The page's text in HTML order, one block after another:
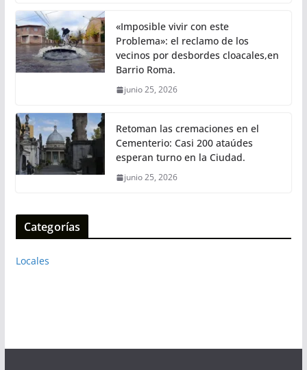
«Imposible vivir con este
Problema»: el reclamo de los
vecinos por desbordes cloacales,en
Barrio Roma.
junio 25, 2026
Retoman las cremaciones en el
Cementerio: Casi 200 ataúdes
esperan turno en la Ciudad.
junio 25, 2026
Categorías
Locales